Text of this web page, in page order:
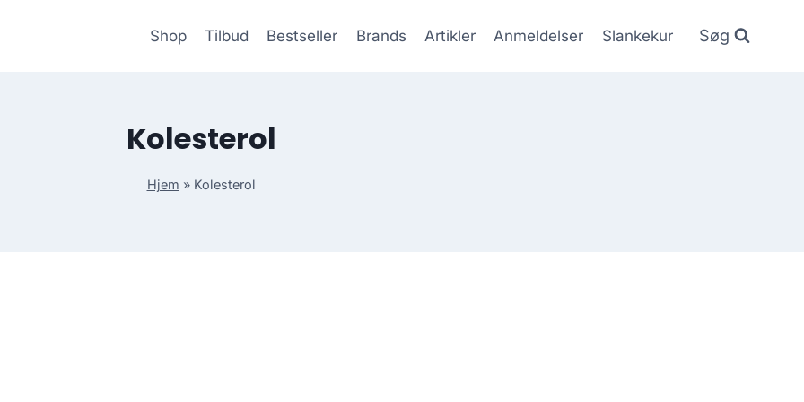
Shop Tilbud Bestseller Brands Artikler Anmeldelser Slankekur Søg
Kolesterol
Hjem » Kolesterol